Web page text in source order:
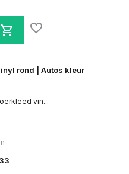
rond | Autos kleur
vin...